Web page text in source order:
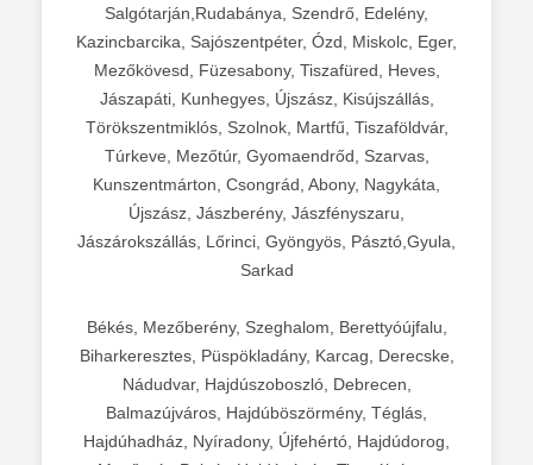
Salgótarján,Rudabánya, Szendrő, Edelény,
Kazincbarcika, Sajószentpéter, Ózd, Miskolc, Eger,
Mezőkövesd, Füzesabony, Tiszafüred, Heves,
Jászapáti, Kunhegyes, Újszász, Kisújszállás,
Törökszentmiklós, Szolnok, Martfű, Tiszaföldvár,
Túrkeve, Mezőtúr, Gyomaendrőd, Szarvas,
Kunszentmárton, Csongrád, Abony, Nagykáta,
Újszász, Jászberény, Jászfényszaru,
Jászárokszállás, Lőrinci, Gyöngyös, Pásztó,Gyula,
Sarkad
Békés, Mezőberény, Szeghalom, Berettyóújfalu,
Biharkeresztes, Püspökladány, Karcag, Derecske,
Nádudvar, Hajdúszoboszló, Debrecen,
Balmazújváros, Hajdúböszörmény, Téglás,
Hajdúhadház, Nyíradony, Újfehértó, Hajdúdorog,